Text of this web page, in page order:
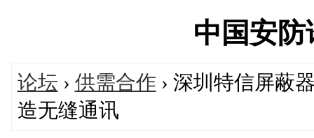
中国安
论坛 › 供需合作 › 深圳特信屏蔽
造无缝通讯